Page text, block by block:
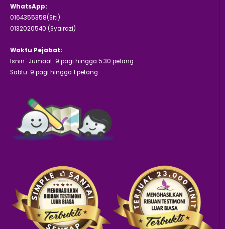
WhatsApp:
0164355358(Siti)
0132020540 (Syairazi)
Waktu Pejabat:
Isnin–Jumaat: 9 pagi hingga 5.30 petang
Sabtu: 9 pagi hingga 1 petang